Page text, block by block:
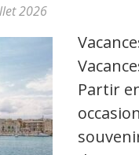
2026
Partir